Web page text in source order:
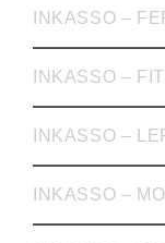
INKASSO –
INKASSO –
INKASSO –
INKASSO –